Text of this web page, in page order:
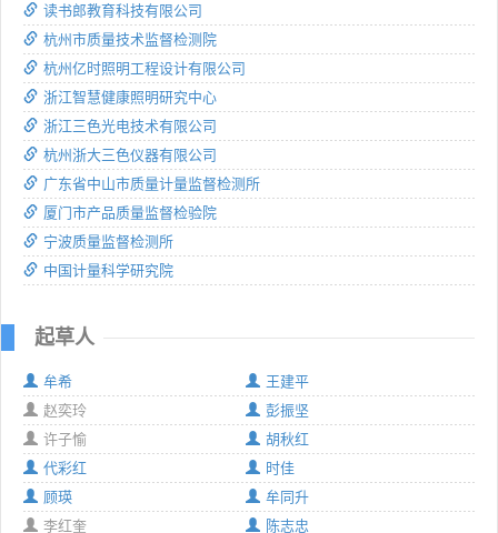
读书郎教育科技有限公司
杭州市质量技术监督检测院
杭州亿时照明工程设计有限公司
浙江智慧健康照明研究中心
浙江三色光电技术有限公司
杭州浙大三色仪器有限公司
广东省中山市质量计量监督检测所
厦门市产品质量监督检验院
宁波质量监督检测所
中国计量科学研究院
起草人
牟希
王建平
赵奕玲
彭振坚
许子愉
胡秋红
代彩红
时佳
顾瑛
牟同升
李红奎
陈志忠